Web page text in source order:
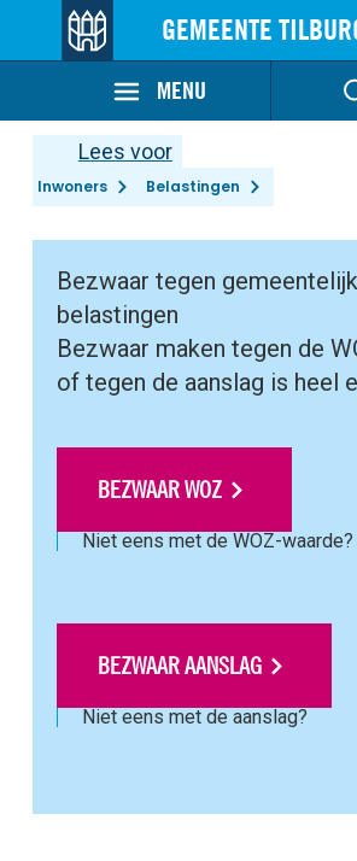
GEMEENTE
MENU
Inwoners Belastingen
Lees voor
Bezwaar tegen
belastingen
Bezwaar maken tegen de
of tegen de aanslag is heel
Niet eens met de WOZ-waarde?
BEZWAAR WOZ
Niet eens met de aanslag?
BEZWAAR AANSLAG